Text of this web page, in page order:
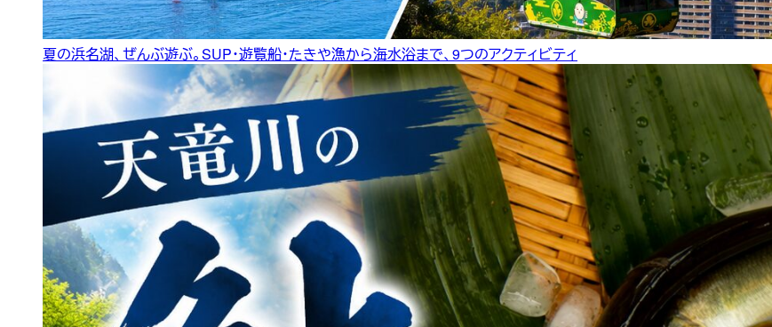
夏の浜名湖、ぜんぶ遊ぶ。SUP・遊覧船・たきや漁から海水浴まで、9つのアクティビティ